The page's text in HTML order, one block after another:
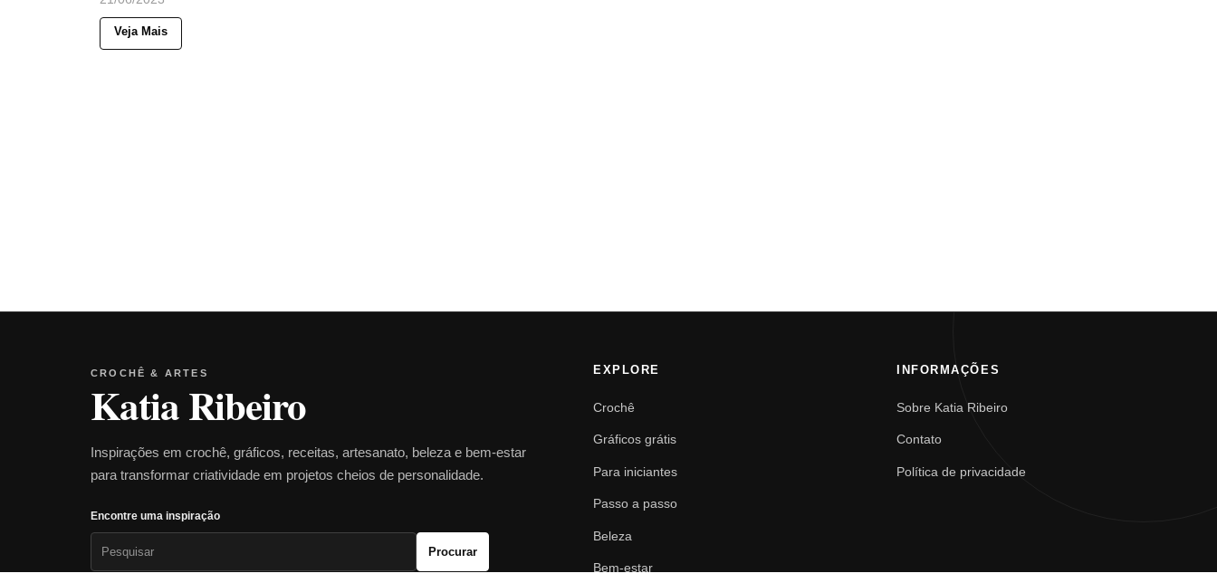
Veja Mais
CROCHÊ & ARTES
Katia Ribeiro
Inspirações em crochê, gráficos, receitas, artesanato, beleza e bem-estar
para transformar criatividade em projetos cheios de personalidade.
Encontre uma inspiração
Procurar
EXPLORE
Crochê
Gráficos grátis
Para iniciantes
Passo a passo
Beleza
Bem-estar
INFORMAÇÕES
Sobre Katia Ribeiro
Contato
Política de privacidade